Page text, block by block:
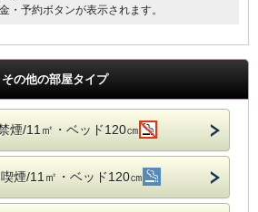
・予約ボタンが表示されます。
その他の部屋タイプ
煙/11㎡・ベッド120㎝
煙/11㎡・ベッド120㎝